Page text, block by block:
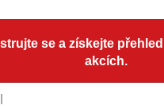
se a získejte
akcích.